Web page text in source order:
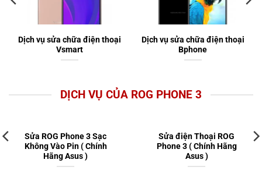
Dịch vụ sửa chữa điện thoại
Vsmart
Dịch vụ sửa chữa điện thoại
Bphone
DỊCH VỤ CỦA ROG PHONE 3
Sửa ROG Phone 3 Sạc
Không Vào Pin ( Chính
Hãng Asus )
Sửa điện Thoại ROG
Phone 3 ( Chính Hãng
Asus )